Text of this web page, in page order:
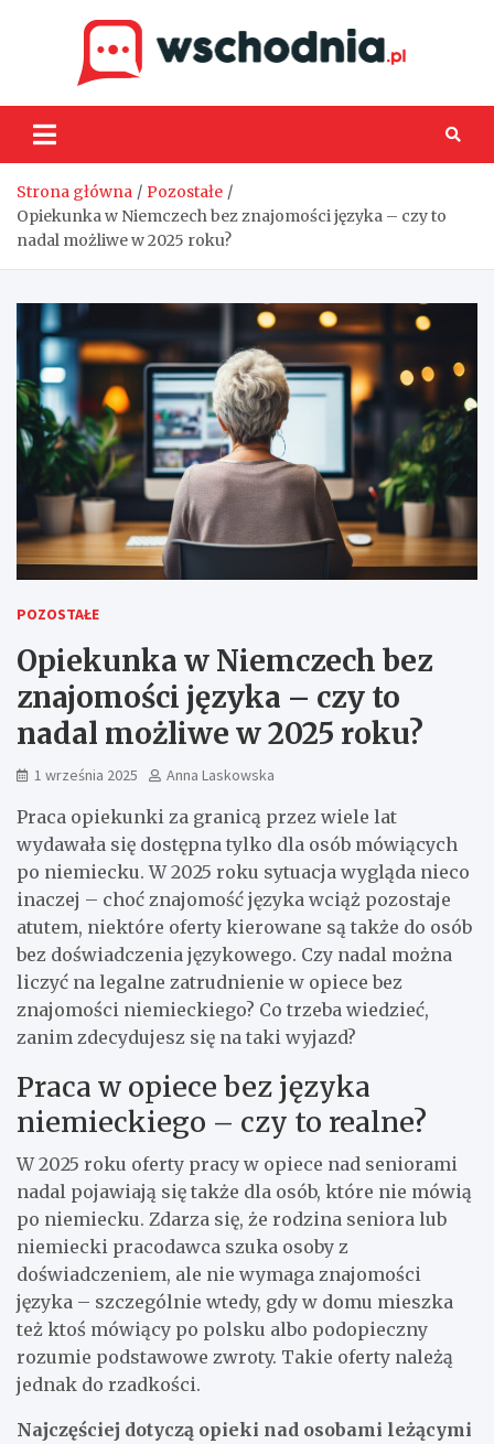
Strona główna
Pozostałe
Opiekunka w Niemczech bez znajomości języka – czy to
nadal możliwe w 2025 roku?
POZOSTAŁE
Opiekunka w Niemczech bez
znajomości języka – czy to
nadal możliwe w 2025 roku?
1 września 2025 Anna Laskowska
Praca opiekunki za granicą przez wiele lat
wydawała się dostępna tylko dla osób mówiących
po niemiecku. W 2025 roku sytuacja wygląda nieco
inaczej – choć znajomość języka wciąż pozostaje
atutem, niektóre oferty kierowane są także do osób
bez doświadczenia językowego. Czy nadal można
liczyć na legalne zatrudnienie w opiece bez
znajomości niemieckiego? Co trzeba wiedzieć,
zanim zdecydujesz się na taki wyjazd?
Praca w opiece bez języka
niemieckiego – czy to realne?
W 2025 roku oferty pracy w opiece nad seniorami
nadal pojawiają się także dla osób, które nie mówią
po niemiecku. Zdarza się, że rodzina seniora lub
niemiecki pracodawca szuka osoby z
doświadczeniem, ale nie wymaga znajomości
języka – szczególnie wtedy, gdy w domu mieszka
też ktoś mówiący po polsku albo podopieczny
rozumie podstawowe zwroty. Takie oferty należą
jednak do rzadkości.
Najczęściej dotyczą opieki nad osobami leżącymi